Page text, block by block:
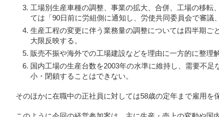
工場別生産車種の調整、事業の拡大、合併、工場の移転
ては「90日前に労組側に通知し、労使共同委員会で審議
生産工程の変更に伴う業務量の調整については四半期ご
大限反映する。
販売不振や海外での工場建設などを理由に一方的に整理
国内工場の生産台数を2003年の水準に維持し、需要不
小・閉鎖することはできない。
そのほかに在職中の正社員に対しては58歳の定年まで雇用を